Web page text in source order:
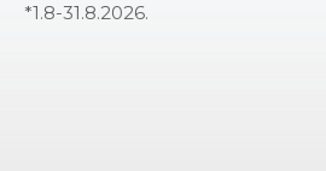
*1.8-31.8.2026.